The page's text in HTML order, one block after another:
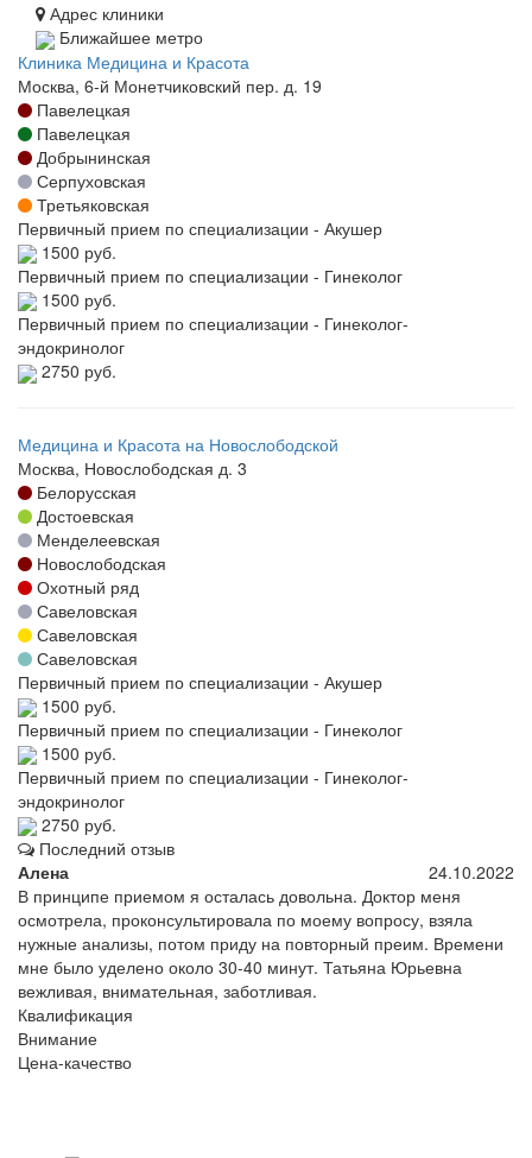
Адрес клиники
Ближайшее метро
Клиника Медицина и Красота
Москва, 6-й Монетчиковский пер. д. 19
Павелецкая
Павелецкая
Добрынинская
Серпуховская
Третьяковская
Первичный прием по специализации - Акушер
1500 руб.
Первичный прием по специализации - Гинеколог
1500 руб.
Первичный прием по специализации - Гинеколог-
эндокринолог
2750 руб.
Медицина и Красота на Новослободской
Москва, Новослободская д. 3
Белорусская
Достоевская
Менделеевская
Новослободская
Охотный ряд
Савеловская
Савеловская
Савеловская
Первичный прием по специализации - Акушер
1500 руб.
Первичный прием по специализации - Гинеколог
1500 руб.
Первичный прием по специализации - Гинеколог-
эндокринолог
2750 руб.
Последний отзыв
Алена
24.10.2022
В принципе приемом я осталась довольна. Доктор меня
осмотрела, проконсультировала по моему вопросу, взяла
нужные анализы, потом приду на повторный преим. Времени
мне было уделено около 30-40 минут. Татьяна Юрьевна
вежливая, внимательная, заботливая.
Квалификация
Внимание
Цена-качество